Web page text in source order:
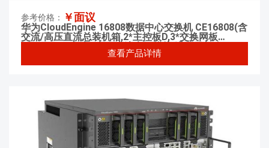
参考价格： ￥面议
华为CloudEngine 16808数据中心交换机 CE16808(含
交流/高压直流总装机箱,2*主控板D,3*交换网板
F,2*3000W 交流&高压直流电源模块,满配风机盒)
查看产品详情